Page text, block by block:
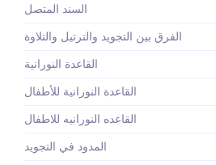
السند المتصل
الفرق بين التجويد والترتيل والتلاوة
القاعدة النورانية
القاعدة النورانية للأطفال
القاعده النورانيه للاطفال
المدود في التجويد